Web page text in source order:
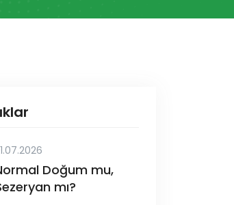
Doğum mu,
mı?